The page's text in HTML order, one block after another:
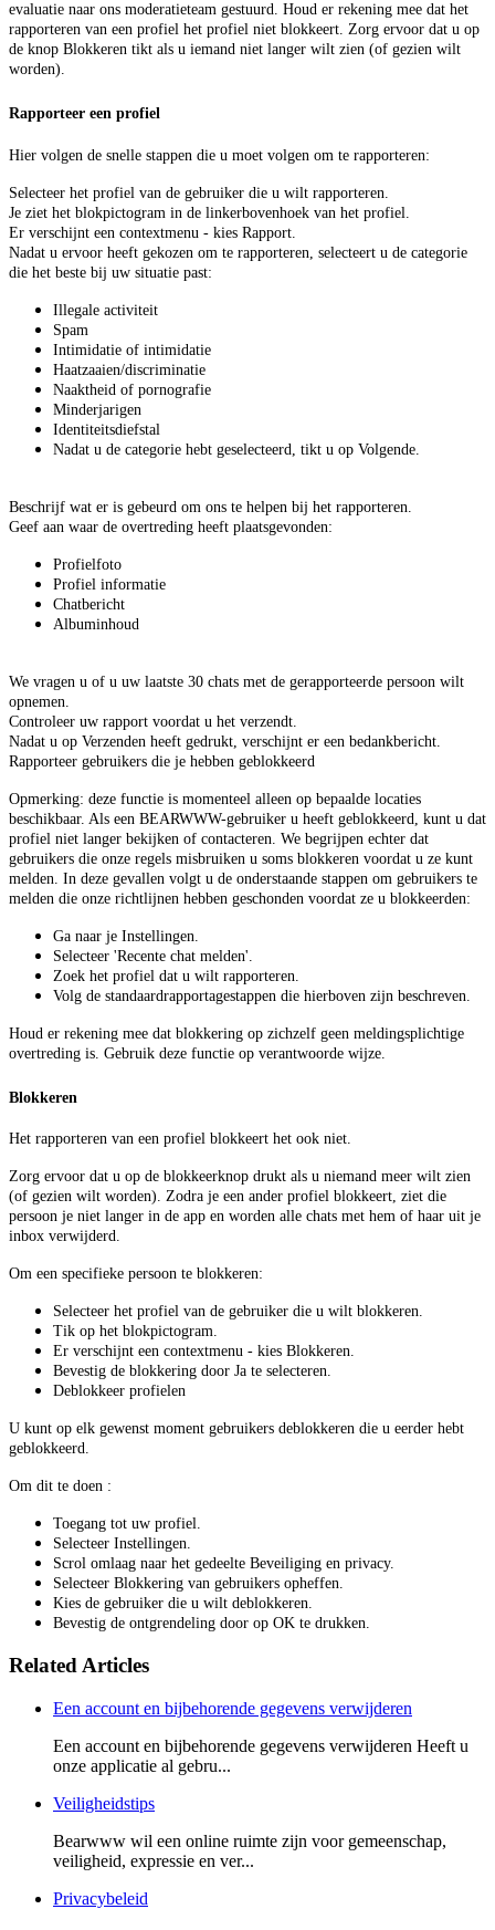
evaluatie naar ons moderatieteam gestuurd. Houd er rekening mee dat het
rapporteren van een profiel het profiel niet blokkeert. Zorg ervoor dat u op
de knop Blokkeren tikt als u iemand niet langer wilt zien (of gezien wilt
worden).
Rapporteer een profiel
Hier volgen de snelle stappen die u moet volgen om te rapporteren:
Selecteer het profiel van de gebruiker die u wilt rapporteren.
Je ziet het blokpictogram in de linkerbovenhoek van het profiel.
Er verschijnt een contextmenu - kies Rapport.
Nadat u ervoor heeft gekozen om te rapporteren, selecteert u de categorie
die het beste bij uw situatie past:
Illegale activiteit
Spam
Intimidatie of intimidatie
Haatzaaien/discriminatie
Naaktheid of pornografie
Minderjarigen
Identiteitsdiefstal
Nadat u de categorie hebt geselecteerd, tikt u op Volgende.
Beschrijf wat er is gebeurd om ons te helpen bij het rapporteren.
Geef aan waar de overtreding heeft plaatsgevonden:
Profielfoto
Profiel informatie
Chatbericht
Albuminhoud
We vragen u of u uw laatste 30 chats met de gerapporteerde persoon wilt
opnemen.
Controleer uw rapport voordat u het verzendt.
Nadat u op Verzenden heeft gedrukt, verschijnt er een bedankbericht.
Rapporteer gebruikers die je hebben geblokkeerd
Opmerking: deze functie is momenteel alleen op bepaalde locaties
beschikbaar. Als een BEARWWW-gebruiker u heeft geblokkeerd, kunt u dat
profiel niet langer bekijken of contacteren. We begrijpen echter dat
gebruikers die onze regels misbruiken u soms blokkeren voordat u ze kunt
melden. In deze gevallen volgt u de onderstaande stappen om gebruikers te
melden die onze richtlijnen hebben geschonden voordat ze u blokkeerden:
Ga naar je Instellingen.
Selecteer 'Recente chat melden'.
Zoek het profiel dat u wilt rapporteren.
Volg de standaardrapportagestappen die hierboven zijn beschreven.
Houd er rekening mee dat blokkering op zichzelf geen meldingsplichtige
overtreding is. Gebruik deze functie op verantwoorde wijze.
Blokkeren
Het rapporteren van een profiel blokkeert het ook niet.
Zorg ervoor dat u op de blokkeerknop drukt als u niemand meer wilt zien
(of gezien wilt worden). Zodra je een ander profiel blokkeert, ziet die
persoon je niet langer in de app en worden alle chats met hem of haar uit je
inbox verwijderd.
Om een specifieke persoon te blokkeren:
Selecteer het profiel van de gebruiker die u wilt blokkeren.
Tik op het blokpictogram.
Er verschijnt een contextmenu - kies Blokkeren.
Bevestig de blokkering door Ja te selecteren.
Deblokkeer profielen
U kunt op elk gewenst moment gebruikers deblokkeren die u eerder hebt
geblokkeerd.
Om dit te doen :
Toegang tot uw profiel.
Selecteer Instellingen.
Scrol omlaag naar het gedeelte Beveiliging en privacy.
Selecteer Blokkering van gebruikers opheffen.
Kies de gebruiker die u wilt deblokkeren.
Bevestig de ontgrendeling door op OK te drukken.
Related Articles
Een account en bijbehorende gegevens verwijderen
Een account en bijbehorende gegevens verwijderen Heeft u
onze applicatie al gebru...
Veiligheidstips
Bearwww wil een online ruimte zijn voor gemeenschap,
veiligheid, expressie en ver...
Privacybeleid